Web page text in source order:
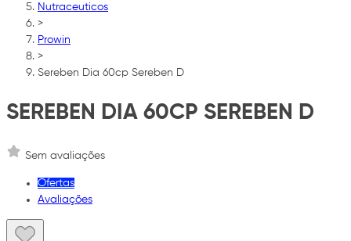
Nutraceuticos
>
Prowin
>
Sereben Dia 60cp Sereben D
SEREBEN DIA 60CP SEREBEN D
Sem avaliações
Ofertas
Avaliações